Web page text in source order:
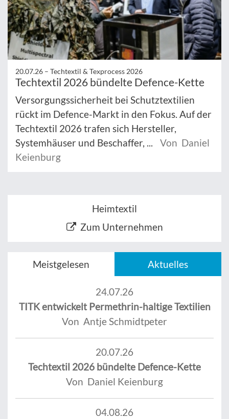
20.07.26 – Techtextil & Texprocess 2026
Techtextil 2026 bündelte Defence-Kette
Versorgungssicherheit bei Schutztextilien
rückt im Defence-Markt in den Fokus. Auf der
Techtextil 2026 trafen sich Hersteller,
Systemhäuser und Beschaffer, ...
Von Daniel
Keienburg
Heimtextil
Zum Unternehmen
Meistgelesen Aktuelles
24.07.26
TITK entwickelt Permethrin-haltige Textilien
Von Antje Schmidtpeter
20.07.26
Techtextil 2026 bündelte Defence-Kette
Von Daniel Keienburg
04.08.26